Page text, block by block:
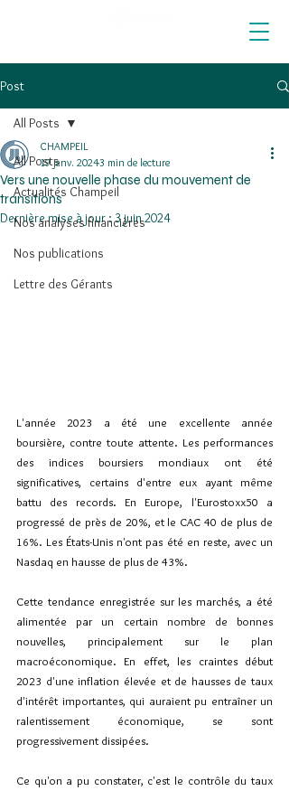
Post
All Posts
Actualités Champeil
Nos analyses financières
Nos publications
Lettre des Gérants
All Posts
Vers une nouvelle phase du mouvement de
transitions
CHAMPEIL
19 janv. 20243 min de lecture
Dernière mise à jour :3 juin 2024
L'année 2023 a été une excellente année
boursière, contre toute attente. Les performances
des indices boursiers mondiaux ont été
significatives, certains d'entre eux ayant même
battu des records. En Europe, l'Eurostoxx50 a
progressé de près de 20%, et le CAC 40 de plus de
16%. Les États-Unis n'ont pas été en reste, avec un
Nasdaq en hausse de plus de 43%.
Cette tendance enregistrée sur les marchés, a été
alimentée par un certain nombre de bonnes
nouvelles, principalement sur le plan
macroéconomique. En effet, les craintes début
2023 d'une inflation élevée et de hausses de taux
d'intérêt importantes, qui auraient pu entraîner un
ralentissement économique, se sont
progressivement dissipées.
Ce qu'on a pu constater, c'est le contrôle du taux